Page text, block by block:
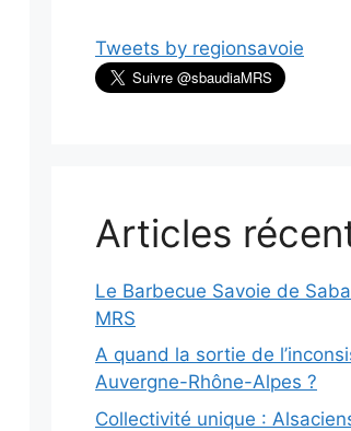
Tweets by regionsavoie
Articles
Le Barbecue Savoie de
MRS
A quand la sortie de
Auvergne-Rhône-Alpes ?
Collectivité unique :